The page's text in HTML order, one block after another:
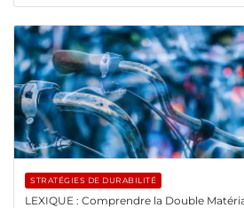
STRATÉGIES DE DURABILITÉ
LEXIQUE : Comprendre la Double